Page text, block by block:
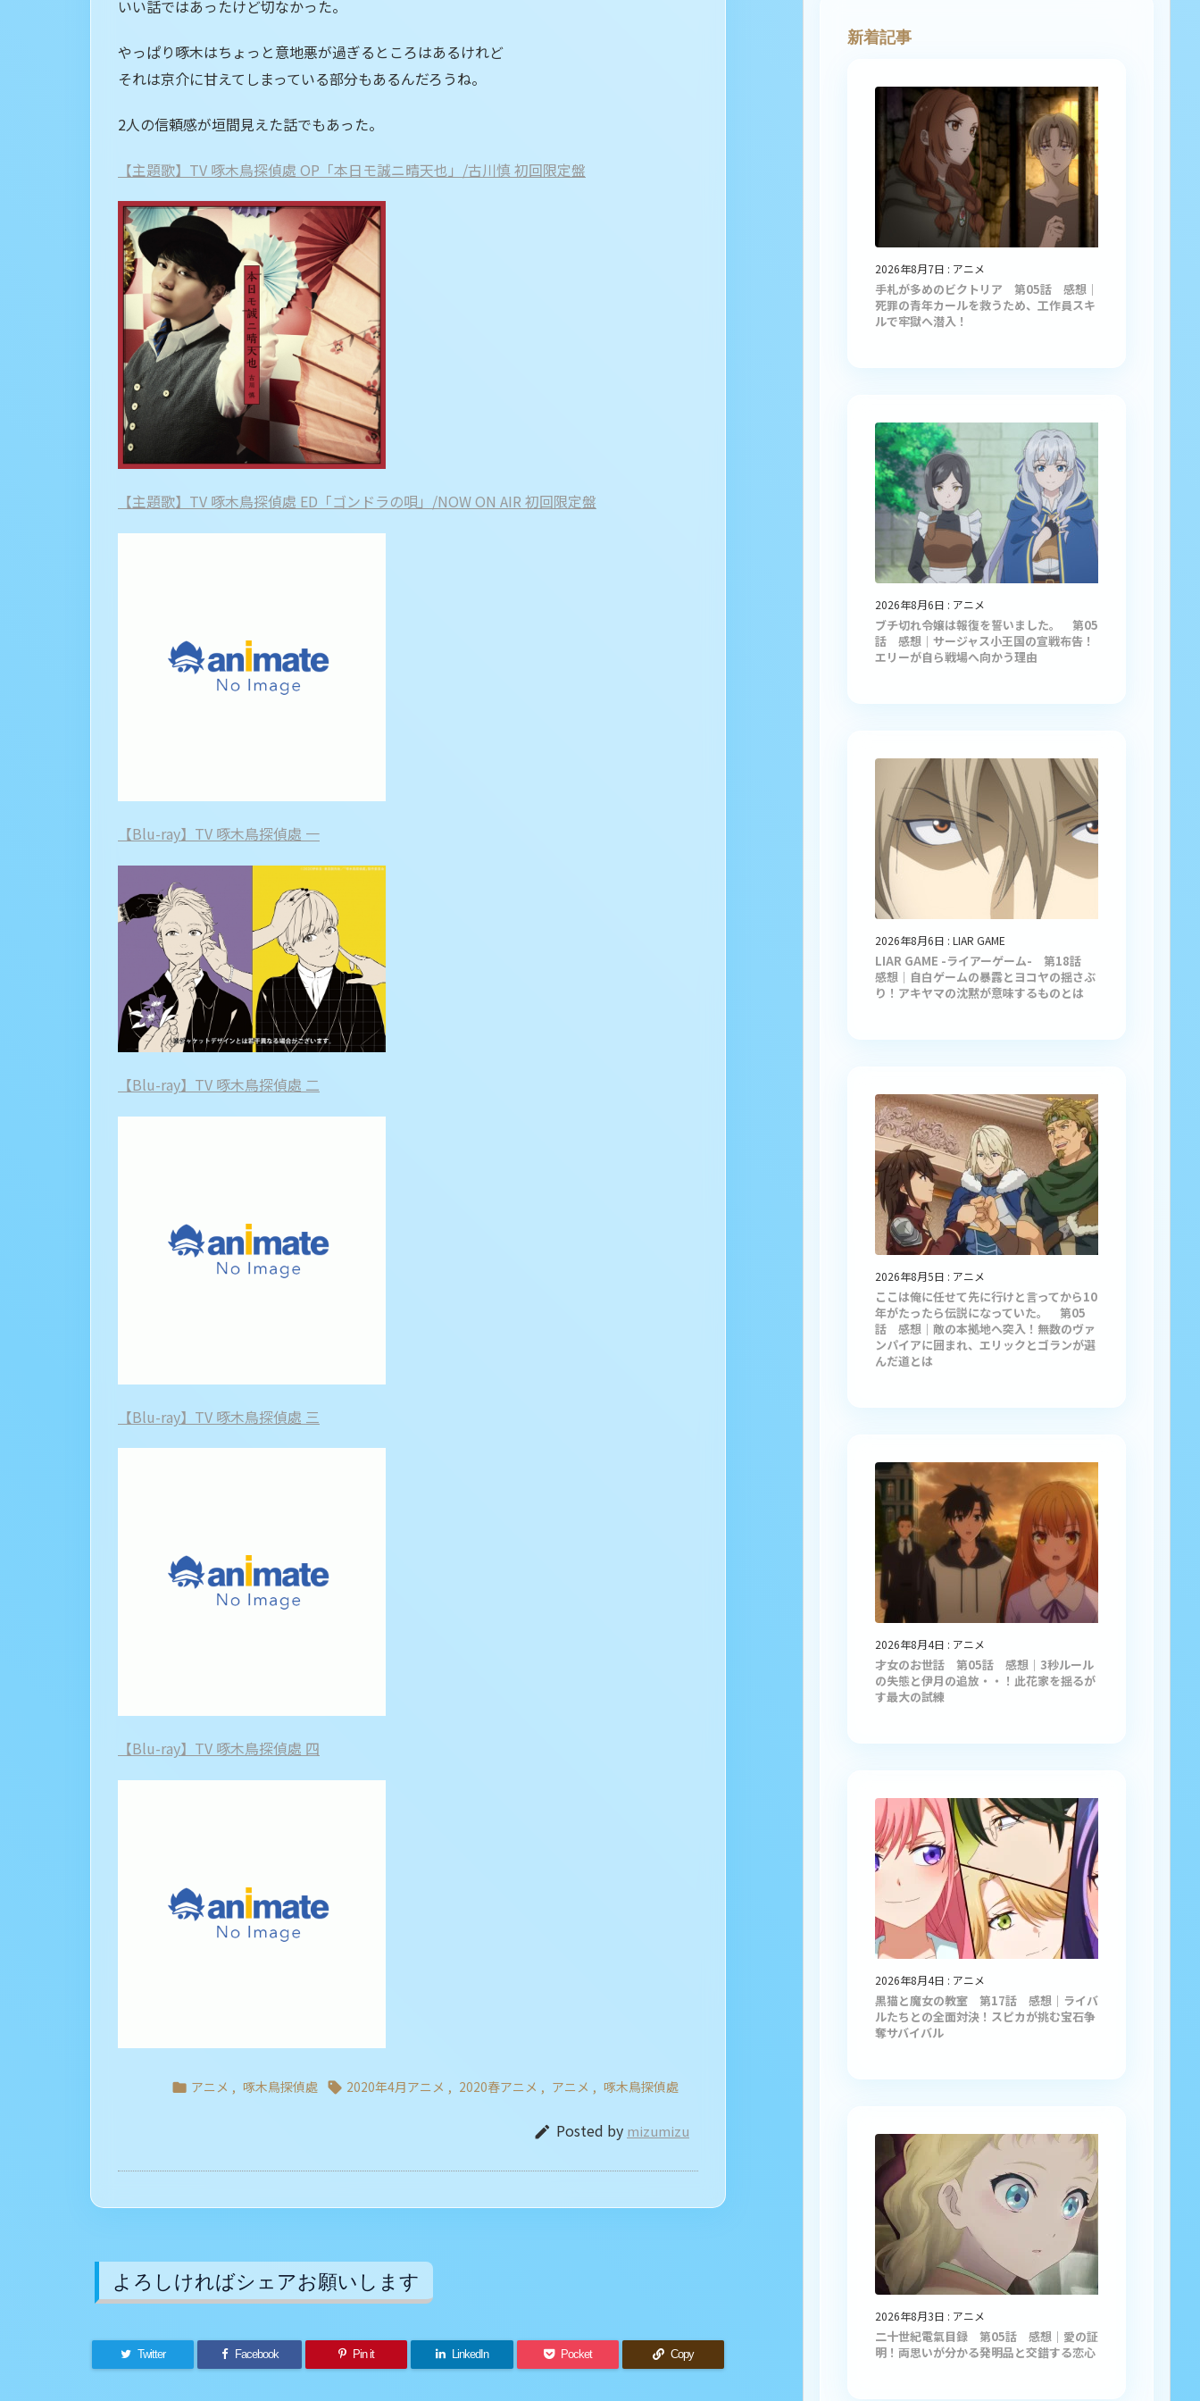
いい話ではあったけど切なかった。
やっぱり啄木はちょっと意地悪が過ぎるところはあるけれど
それは京介に甘えてしまっている部分もあるんだろうね。
2人の信頼感が垣間見えた話でもあった。
【主題歌】TV 啄木鳥探偵處 OP「本日モ誠ニ晴天也」/古川慎 初回限定盤
【主題歌】TV 啄木鳥探偵處 ED「ゴンドラの唄」/NOW ON AIR 初回限定盤
【Blu-ray】TV 啄木鳥探偵處 一
【Blu-ray】TV 啄木鳥探偵處 二
【Blu-ray】TV 啄木鳥探偵處 三
【Blu-ray】TV 啄木鳥探偵處 四
 アニメ , 啄木鳥探偵處  2020年4月アニメ , 2020春アニメ , アニメ , 啄木鳥探偵處
 Posted by mizumizu
よろしければシェアお願いします
Twitter Facebook Pin it LinkedIn Pocket Copy
新着記事
2026年8月7日 : アニメ
手札が多めのビクトリア 第05話 感想｜
死罪の青年カールを救うため、工作員スキ
ルで牢獄へ潜入！
2026年8月6日 : アニメ
ブチ切れ令嬢は報復を誓いました。 第05
話 感想｜サージャス小王国の宣戦布告！
エリーが自ら戦場へ向かう理由
2026年8月6日 : LIAR GAME
LIAR GAME -ライアーゲーム- 第18話
感想｜自白ゲームの暴露とヨコヤの揺さぶ
り！アキヤマの沈黙が意味するものとは
2026年8月5日 : アニメ
ここは俺に任せて先に行けと言ってから10
年がたったら伝説になっていた。 第05
話 感想｜敵の本拠地へ突入！無数のヴァ
ンパイアに囲まれ、エリックとゴランが選
んだ道とは
2026年8月4日 : アニメ
才女のお世話 第05話 感想｜3秒ルール
の失態と伊月の追放・・！此花家を揺るが
す最大の試練
2026年8月4日 : アニメ
黒猫と魔女の教室 第17話 感想｜ライバ
ルたちとの全面対決！スピカが挑む宝石争
奪サバイバル
2026年8月3日 : アニメ
二十世紀電氣目録 第05話 感想｜愛の証
明！両思いが分かる発明品と交錯する恋心